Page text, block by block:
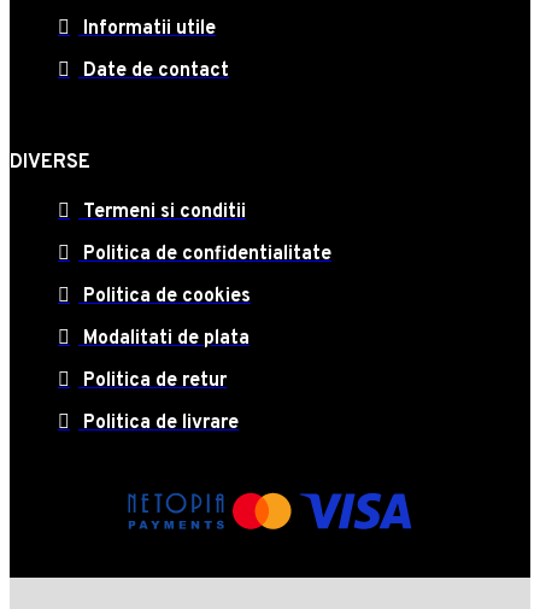
Informatii utile
Date de contact
DIVERSE
Termeni si conditii
Politica de confidentialitate
Politica de cookies
Modalitati de plata
Politica de retur
Politica de livrare